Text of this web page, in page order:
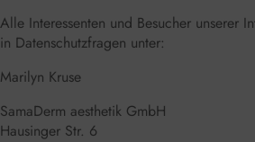
Alle Interessenten und Besucher unserer
in Datenschutzfragen unter:
Marilyn Kruse
SamaDerm aesthetik GmbH
Hausinger Str. 6